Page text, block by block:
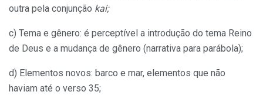
outra pela conjunção kai;
c) Tema e gênero: é perceptível a introdução do tema Reino
de Deus e a mudança de gênero (narrativa para parábola);
d) Elementos novos: barco e mar, elementos que não
haviam até o verso 35;